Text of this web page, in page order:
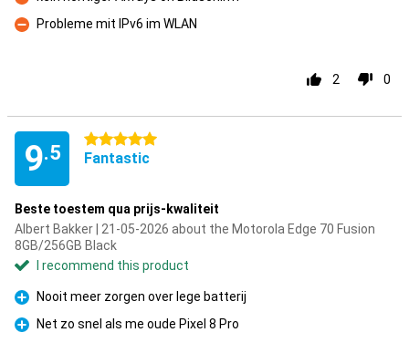
Con
Con
Probleme mit IPv6 im WLAN
2 0
9.5
5 stars
Fantastic
Beste toestem qua prijs-kwaliteit
Albert Bakker | 21-05-2026 about the Motorola Edge 70 Fusion
8GB/256GB Black
I recommend this product
Pro
Nooit meer zorgen over lege batterij
Pro
Net zo snel als me oude Pixel 8 Pro